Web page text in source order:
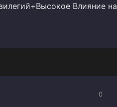
Влияние на
0